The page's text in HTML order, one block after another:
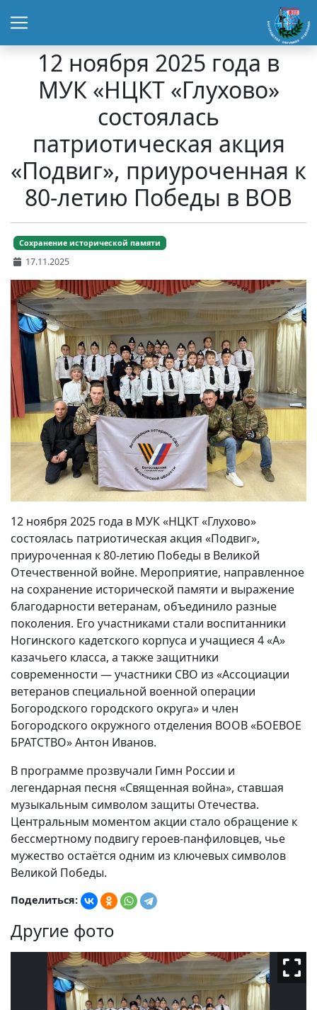
12 ноября 2025 года в
МУК «НЦКТ «Глухово»
состоялась
патриотическая акция
«Подвиг», приуроченная к
80-летию Победы в ВОВ
Сохранение исторической памяти
17.11.2025
12 ноября 2025 года в МУК «НЦКТ «Глухово»
состоялась патриотическая акция «Подвиг»,
приуроченная к 80-летию Победы в Великой
Отечественной войне. Мероприятие, направленное
на сохранение исторической памяти и выражение
благодарности ветеранам, объединило разные
поколения. Его участниками стали воспитанники
Ногинского кадетского корпуса и учащиеся 4 «А»
казачьего класса, а также защитники
современности — участники СВО из «Ассоциации
ветеранов специальной военной операции
Богородского городского округа» и член
Богородского окружного отделения ВООВ «БОЕВОЕ
БРАТСТВО» Антон Иванов.
В программе прозвучали Гимн России и
легендарная песня «Священная война», ставшая
музыкальным символом защиты Отечества.
Центральным моментом акции стало обращение к
бессмертному подвигу героев-панфиловцев, чье
мужество остаётся одним из ключевых символов
Великой Победы.
Поделиться:
Другие фото